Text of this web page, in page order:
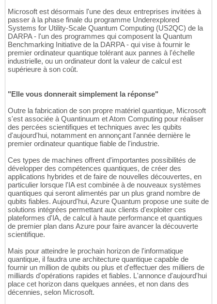
Microsoft est désormais l'une des deux entreprises invitées à
passer à la phase finale du programme Underexplored
Systems for Utility-Scale Quantum Computing (US2QC) de la
DARPA - l'un des programmes qui composent la Quantum
Benchmarking Initiative de la DARPA - qui vise à fournir le
premier ordinateur quantique tolérant aux pannes à l'échelle
industrielle, ou un ordinateur dont la valeur de calcul est
supérieure à son coût.
"Elle vous donnerait simplement la réponse"
Outre la fabrication de son propre matériel quantique, Microsoft
s'est associée à Quantinuum et Atom Computing pour réaliser
des percées scientifiques et techniques avec les qubits
d'aujourd'hui, notamment en annonçant l'année dernière le
premier ordinateur quantique fiable de l'industrie.
Ces types de machines offrent d'importantes possibilités de
développer des compétences quantiques, de créer des
applications hybrides et de faire de nouvelles découvertes, en
particulier lorsque l'IA est combinée à de nouveaux systèmes
quantiques qui seront alimentés par un plus grand nombre de
qubits fiables. Aujourd'hui, Azure Quantum propose une suite de
solutions intégrées permettant aux clients d'exploiter ces
plateformes d'IA, de calcul à haute performance et quantiques
de premier plan dans Azure pour faire avancer la découverte
scientifique.
Mais pour atteindre le prochain horizon de l'informatique
quantique, il faudra une architecture quantique capable de
fournir un million de qubits ou plus et d'effectuer des milliers de
milliards d'opérations rapides et fiables. L'annonce d'aujourd'hui
place cet horizon dans quelques années, et non dans des
décennies, selon Microsoft.